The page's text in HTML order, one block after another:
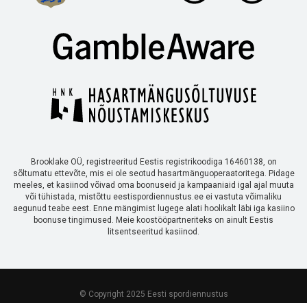
Brooklake OÜ, registreeritud Eestis registrikoodiga 16460138, on
sõltumatu ettevõte, mis ei ole seotud hasartmänguoperaatoritega. Pidage
meeles, et kasiinod võivad oma boonuseid ja kampaaniaid igal ajal muuta
või tühistada, mistõttu eestispordiennustus.ee ei vastuta võimaliku
aegunud teabe eest. Enne mängimist lugege alati hoolikalt läbi iga kasiino
boonuse tingimused. Meie koostööpartneriteks on ainult Eestis
litsentseeritud kasiinod.
© Copyright 2025 Eesti spordiennustus